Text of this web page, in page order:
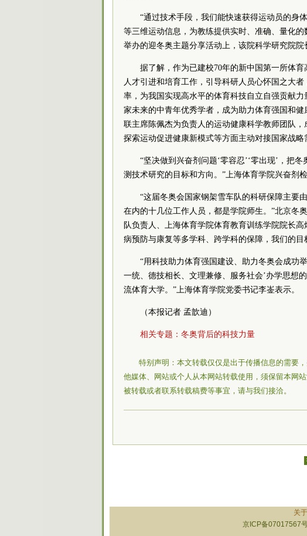
“通过技术手段，我们能快速获得运动员的身
等三维运动信息，为教练提供实时、准确、量化
举办的迎冬奥主题分享活动上，该院科学研究院院
据了解，作为已建校70年的新中国第一所体
人才引进和培育工作，引导科研人员心怀国之大
率，为我国实现高水平的体育科技自立自强贡献
家未来的中青年优秀学者，成为助力体育强国和
联主席陈佩杰为负责人的运动健康科学教师团队
探索运动促进健康新模式等方面主动对接国家战略
“坚决做到兴奋剂问题‘零容忍’‘零出现’，把
测技术研究的目标和方向。”上海体育学院兴奋剂
“这届冬奥会国家钢架雪车队的科研保障主要
在内的十几位工作人员，都是学院师生。”北京冬
队负责人、上海体育学院体育教育训练学院院长高
病预防与康复等多学科、跨学科的保障，我们的
“用科技助力体育强国建设、助力冬奥会成功
一统、德技相长、文理兼修、服务社会’办学思想
流体育大学。”上海体育学院党委书记李崟表示。
（本报记者 孟歆迪）
相关专题： 冬奥背后的科技力量
特别声明：本文转载仅仅是出于传播信息的需要
他媒体、网站或个人从本网站转载使用，须保留本网
被转载或者联系转载稿费等事宜，请与我们接洽。
关
京ICP备07017567